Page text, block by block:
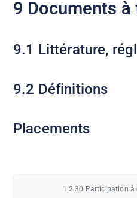
9 Documents
9.1 Littérature,
9.2 Définitions
Placements
1.2.30 Participation à